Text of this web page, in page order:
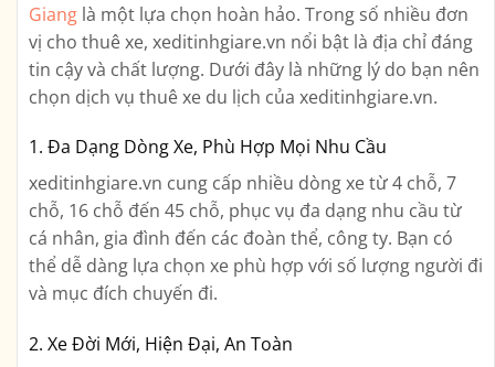
Giang là một lựa chọn hoàn hảo. Trong số nhiều đơn
vị cho thuê xe, xeditinhgiare.vn nổi bật là địa chỉ đáng
tin cậy và chất lượng. Dưới đây là những lý do bạn nên
chọn dịch vụ thuê xe du lịch của xeditinhgiare.vn.
1. Đa Dạng Dòng Xe, Phù Hợp Mọi Nhu Cầu
xeditinhgiare.vn cung cấp nhiều dòng xe từ 4 chỗ, 7
chỗ, 16 chỗ đến 45 chỗ, phục vụ đa dạng nhu cầu từ
cá nhân, gia đình đến các đoàn thể, công ty. Bạn có
thể dễ dàng lựa chọn xe phù hợp với số lượng người đi
và mục đích chuyến đi.
2. Xe Đời Mới, Hiện Đại, An Toàn